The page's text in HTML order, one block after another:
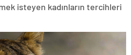
isteyen kadınların tercihleri